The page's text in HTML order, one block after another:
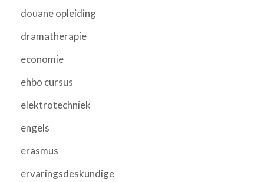
douane opleiding
dramatherapie
economie
ehbo cursus
elektrotechniek
engels
erasmus
ervaringsdeskundige